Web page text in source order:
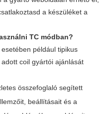
a készüléket a
TC módban?
például tipikus
coil gyártói ajánlását
összefoglaló segített
beállításait és a